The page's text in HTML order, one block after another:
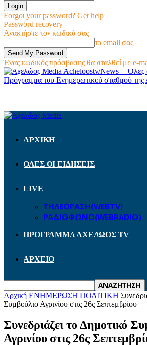
Forgot your password? Get help
Password recovery
Ανακτήστε τον κωδικό σας
το email σας
Ένας κωδικός πρόσβασης θα σταλθεί με e-
Acheloostv/News – 'Ολες
Πρόγραμμα του Ενημερωτικού σταθμού της
ΑΡΧΙΚΗ
ΟΛΕΣ ΟΙ ΕΙΔΗΣΕΙΣ
LIVE
ΤΗΛΕΟΡΑΣΗ(WEBTV)
ΡΑΔΙΟΦΩΝΟ(WEBRADIO)
ΠΡΟΓΡΑΜΜΑ ΑΧΕΛΩΟΣ TV
ΑΡΧΕΙΟ
Αρχική ΕΝΗΜΕΡΩΣΗ ΠΟΛΙΤΙΚΗ
Συμβούλιο Αγρινίου στις 26ς Σεπτεμβρίου
Συνεδριάζει το Δημοτικό
Αγρινίου στις 26ς